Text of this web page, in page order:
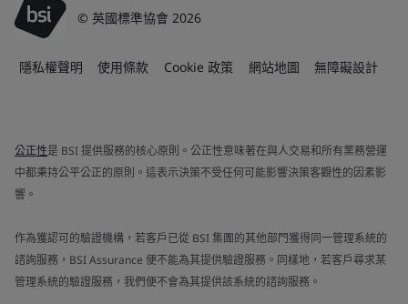
© 英國標準協會 2026
隱私權聲明 使用條款 Cookie 政策 網站地圖 無障礙設計
公正性是 BSI 提供服務的核心原則。公正性意味著在與人交易和所有業務營運
中都秉持公平公正的原則。這表示決策不受任何可能影響決策客觀性的因素影
響。
作為獲認可的驗證機構，若客戶已從 BSI 集團的其他部門獲得同一管理系統的
諮詢服務，BSI Assurance 便不能為其提供驗證服務。同樣地，若客戶尋求某
管理系統的驗證服務，我們便不會為其提供該系統的諮詢服務。